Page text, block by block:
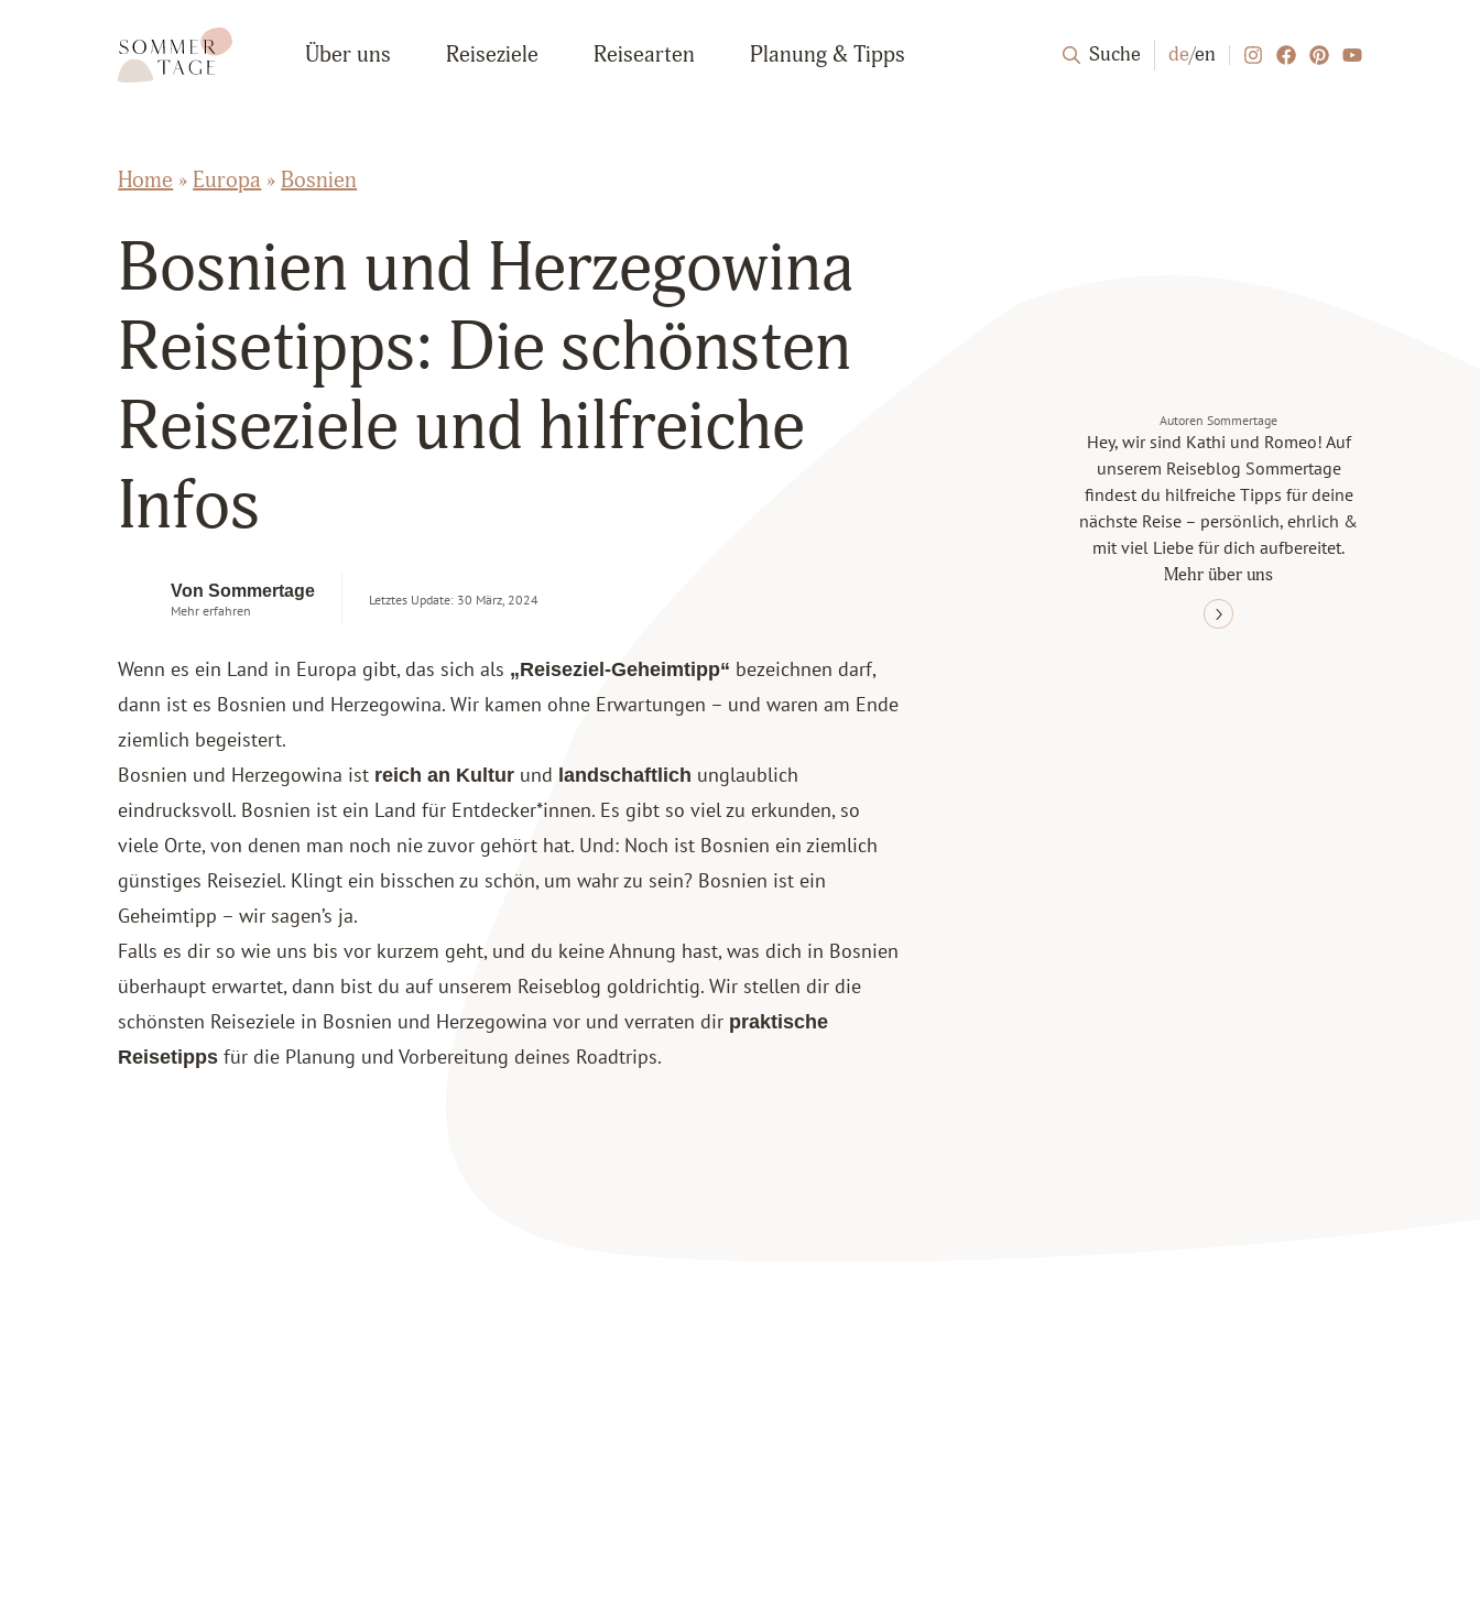
Sommertage - Der Reiseblog aus Österreich
Über uns Reiseziele Reisearten Planung & Tipps Suche de/en
Home » Europa » Bosnien
Bosnien und Herzegowina
Reisetipps: Die schönsten
Reiseziele und hilfreiche
Infos
Von Sommertage
Mehr erfahren
Letztes Update: 30 März, 2024
Wenn es ein Land in Europa gibt, das sich als „Reiseziel-Geheimtipp“ bezeichnen darf,
dann ist es Bosnien und Herzegowina. Wir kamen ohne Erwartungen – und waren am Ende
ziemlich begeistert.
Bosnien und Herzegowina ist reich an Kultur und landschaftlich unglaublich
eindrucksvoll. Bosnien ist ein Land für Entdecker*innen. Es gibt so viel zu erkunden, so
viele Orte, von denen man noch nie zuvor gehört hat. Und: Noch ist Bosnien ein ziemlich
günstiges Reiseziel. Klingt ein bisschen zu schön, um wahr zu sein? Bosnien ist ein
Geheimtipp – wir sagen’s ja.
Falls es dir so wie uns bis vor kurzem geht, und du keine Ahnung hast, was dich in Bosnien
überhaupt erwartet, dann bist du auf unserem Reiseblog goldrichtig. Wir stellen dir die
schönsten Reiseziele in Bosnien und Herzegowina vor und verraten dir praktische
Reisetipps für die Planung und Vorbereitung deines Roadtrips.
Autoren Sommertage
Hey, wir sind Kathi und Romeo! Auf
unserem Reiseblog Sommertage
findest du hilfreiche Tipps für deine
nächste Reise – persönlich, ehrlich &
mit viel Liebe für dich aufbereitet.
Mehr über uns